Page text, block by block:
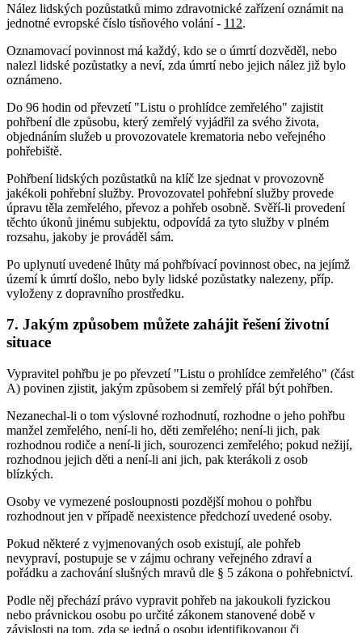
Nález lidských pozůstatků mimo zdravotnické zařízení oznámit na
jednotné evropské číslo tísňového volání - 112.
Oznamovací povinnost má každý, kdo se o úmrtí dozvěděl, nebo
nalezl lidské pozůstatky a neví, zda úmrtí nebo jejich nález již bylo
oznámeno.
Do 96 hodin od převzetí "Listu o prohlídce zemřelého" zajistit
pohřbení dle způsobu, který zemřelý vyjádřil za svého života,
objednáním služeb u provozovatele krematoria nebo veřejného
pohřebiště.
Pohřbení lidských pozůstatků na klíč lze sjednat v provozovně
jakékoli pohřební služby. Provozovatel pohřební služby provede
úpravu těla zemřelého, převoz a pohřeb osobně. Svěří-li provedení
těchto úkonů jinému subjektu, odpovídá za tyto služby v plném
rozsahu, jakoby je prováděl sám.
Po uplynutí uvedené lhůty má pohřbívací povinnost obec, na jejímž
území k úmrtí došlo, nebo byly lidské pozůstatky nalezeny, příp.
vyloženy z dopravního prostředku.
7. Jakým způsobem můžete zahájit řešení životní
situace
Vypravitel pohřbu je po převzetí "Listu o prohlídce zemřelého" (část
A) povinen zjistit, jakým způsobem si zemřelý přál být pohřben.
Nezanechal-li o tom výslovné rozhodnutí, rozhodne o jeho pohřbu
manžel zemřelého, není-li ho, děti zemřelého; není-li jich, pak
rozhodnou rodiče a není-li jich, sourozenci zemřelého; pokud nežijí,
rozhodnou jejich děti a není-li ani jich, pak kterákoli z osob
blízkých.
Osoby ve vymezené posloupnosti pozdější mohou o pohřbu
rozhodnout jen v případě neexistence předchozí uvedené osoby.
Pokud některé z vyjmenovaných osob existují, ale pohřeb
nevypraví, postupuje se v zájmu ochrany veřejného zdraví a
pořádku a zachování slušných mravů dle § 5 zákona o pohřebnictví.
Podle něj přechází právo vypravit pohřeb na jakoukoli fyzickou
nebo právnickou osobu po určité zákonem stanovené době v
závislosti na tom, zda se jedná o osobu identifikovanou či